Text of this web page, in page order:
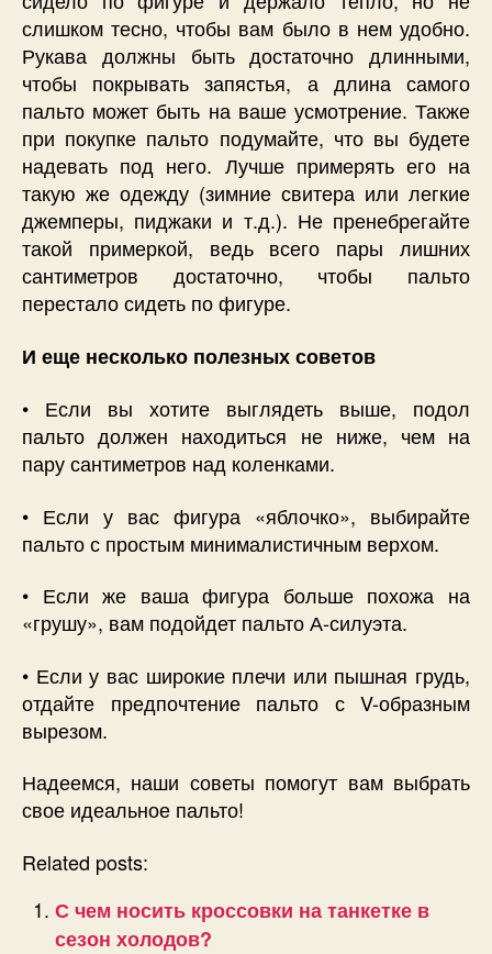
слишком тесно, чтобы вам было в нем удобно.
Рукава должны быть достаточно длинными,
чтобы покрывать запястья, а длина самого
пальто может быть на ваше усмотрение. Также
при покупке пальто подумайте, что вы будете
надевать под него. Лучше примерять его на
такую же одежду (зимние свитера или легкие
джемперы, пиджаки и т.д.). Не пренебрегайте
такой примеркой, ведь всего пары лишних
сантиметров достаточно, чтобы пальто
перестало сидеть по фигуре.
И еще несколько полезных советов
• Если вы хотите выглядеть выше, подол
пальто должен находиться не ниже, чем на
пару сантиметров над коленками.
• Если у вас фигура «яблочко», выбирайте
пальто с простым минималистичным верхом.
• Если же ваша фигура больше похожа на
«грушу», вам подойдет пальто А-силуэта.
• Если у вас широкие плечи или пышная грудь,
отдайте предпочтение пальто с V-образным
вырезом.
Надеемся, наши советы помогут вам выбрать
свое идеальное пальто!
Related posts:
С чем носить кроссовки на танкетке в
сезон холодов?